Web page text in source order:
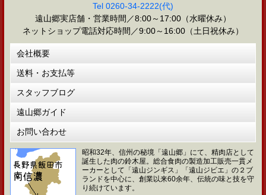
Tel 0260-34-2222(代)
遠山郷実店舗・営業時間／8:00～17:00（水曜休み）
ネットショップ電話対応時間／9:00～16:00（土日祝休み）
会社概要
送料・お支払等
スタッフブログ
遠山郷ガイド
お問い合わせ
昭和32年、信州の秘境「遠山郷」にて、精肉店として
誕生した肉の鈴木屋。総合食肉の製造加工販売一貫メ
ーカーとして「遠山ジンギス」「遠山ジビエ」の２ブ
ランドを中心に、創業以来60余年、伝統の味と技を守
り続けています。